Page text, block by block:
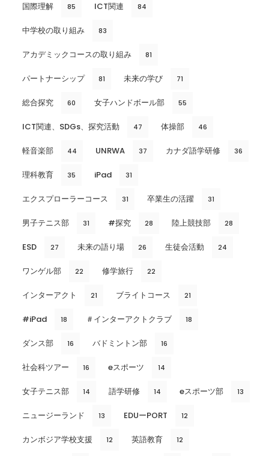
国際理解 85 ICT関連 84
中学校の取り組み 83
アカデミックコースの取り組み 81
パートナーシップ 81 未来の学び 71
総合探究 60 女子ハンドボール部 55
ICT関連、SDGs、探究活動 47 体操部 46
軽音楽部 44 UNRWA 37 カナダ語学研修 36
理科教育 35 iPad 31
エクスプローラーコース 31 卒業生の活躍 31
男子テニス部 31 #探究 28 陸上競技部 28
ESD 27 未来の語り場 26 生徒会活動 24
ワンゲル部 22 修学旅行 22
インターアクト 21 ブライトコース 21
#iPad 18 ＃インターアクトクラブ 18
ダンス部 16 バドミントン部 16
社会科ツアー 16 eスポーツ 14
女子テニス部 14 語学研修 14 eスポーツ部 13
ニュージーランド 13 EDUーPORT 12
カンボジア学校支援 12 英語教育 12